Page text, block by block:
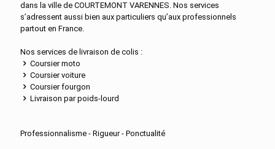
dans la ville de COURTEMONT VARENNES. Nos services
s’adressent aussi bien aux particuliers qu’aux professionnels
partout en France.
Nos services de livraison de colis :
Coursier moto
Coursier voiture
Coursier fourgon
Livraison par poids-lourd
Professionnalisme - Rigueur - Ponctualité